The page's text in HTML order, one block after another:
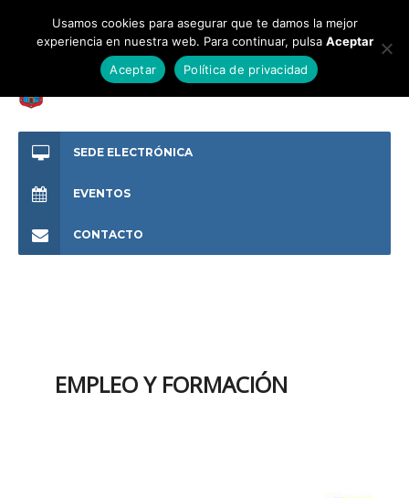
SEDE ELECTRÓNICA
EVENTOS
CONTACTO
EMPLEO Y FORMACIÓN
Usamos cookies para asegurar que te damos la mejor
experiencia en nuestra web. Para continuar, pulsa Aceptar
Aceptar
Política de privacidad